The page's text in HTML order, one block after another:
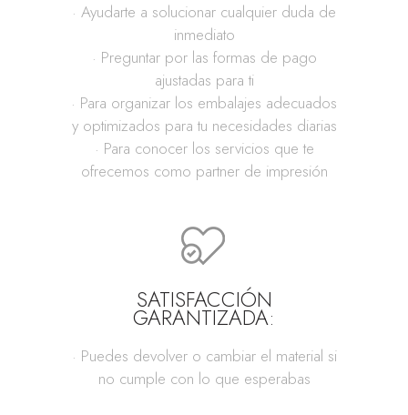
· Ayudarte a solucionar cualquier duda de
inmediato
· Preguntar por las formas de pago
ajustadas para ti
· Para organizar los embalajes adecuados
y optimizados para tu necesidades diarias
· Para conocer los servicios que te
ofrecemos como partner de impresión
SATISFACCIÓN
GARANTIZADA:
· Puedes devolver o cambiar el material si
no cumple con lo que esperabas